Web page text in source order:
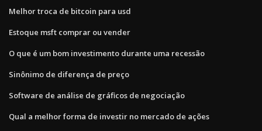
Melhor troca de bitcoin para usd
Estoque msft comprar ou vender
O que é um bom investimento durante uma recessão
Sinônimo de diferença de preço
Software de análise de gráficos de negociação
Qual a melhor forma de investir no mercado de ações